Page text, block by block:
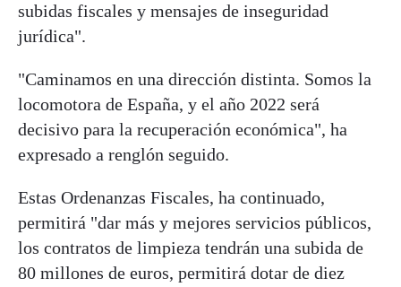
subidas fiscales y mensajes de inseguridad
jurídica".
"Caminamos en una dirección distinta. Somos la
locomotora de España, y el año 2022 será
decisivo para la recuperación económica", ha
expresado a renglón seguido.
Estas Ordenanzas Fiscales, ha continuado,
permitirá "dar más y mejores servicios públicos,
los contratos de limpieza tendrán una subida de
80 millones de euros, permitirá dotar de diez